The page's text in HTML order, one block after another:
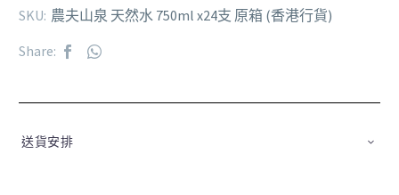
SKU: 農夫山泉 天然水 750ml x24支 原箱 (香港行貨)
Share:
送貨安排